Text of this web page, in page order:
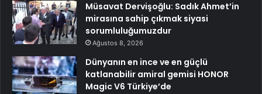
Müsavat Dervişoğlu: Sadık Ahmet’in
mirasına sahip çıkmak siyasi
sorumluluğumuzdur
Ağustos 8, 2026
Dünyanın en ince ve en güçlü
katlanabilir amiral gemisi HONOR
Magic V6 Türkiye’de